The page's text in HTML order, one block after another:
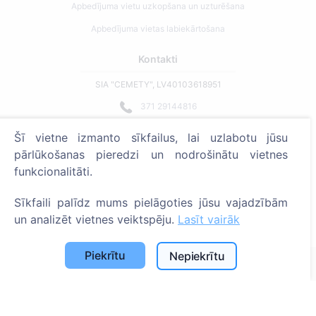
Apbedījuma vietu uzkopšana un uzturēšana
Apbedījuma vietas labiekārtošana
Kontakti
SIA "CEMETY", LV40103618951
371 29144816
Strādājam visā Latvijā!
Administratoriem
© 2013 - 2026 Cemety Visas tiesības aizsargātas
Privātuma politika un noteikumi.
Šī vietne izmanto sīkfailus, lai uzlabotu jūsu
pārlūkošanas pieredzi un nodrošinātu vietnes
funkcionalitāti.
Sīkfaili palīdz mums pielāgoties jūsu vajadzībām
un analizēt vietnes veiktspēju. Lasīt vairāk
Piekrītu Nepiekrītu